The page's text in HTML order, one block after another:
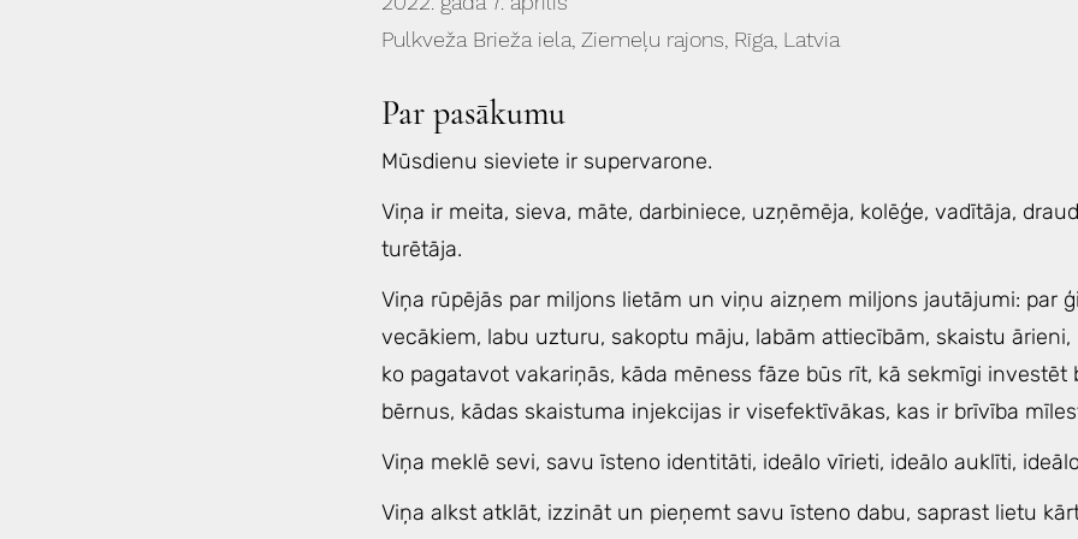
Pulkveža Brieža iela, Ziemeļu rajons, Rīga, Latvia
Par pasākumu
Mūsdienu sieviete ir supervarone.
Viņa ir meita, sieva, māte, darbiniece, uzņēmēja, kolēģe, vadītāja,
turētāja.
Viņa rūpējās par miljons lietām un viņu aizņem miljons jautājumi: par
vecākiem, labu uzturu, sakoptu māju, labām attiecībām, skaistu
ko pagatavot vakariņās, kāda mēness fāze būs rīt, kā sekmīgi investēt
bērnus, kādas skaistuma injekcijas ir visefektīvākas, kas ir brīvība
Viņa meklē sevi, savu īsteno identitāti, ideālo vīrieti, ideālo auklīti,
Viņa alkst atklāt, izzināt un pieņemt savu īsteno dabu, saprast lietu